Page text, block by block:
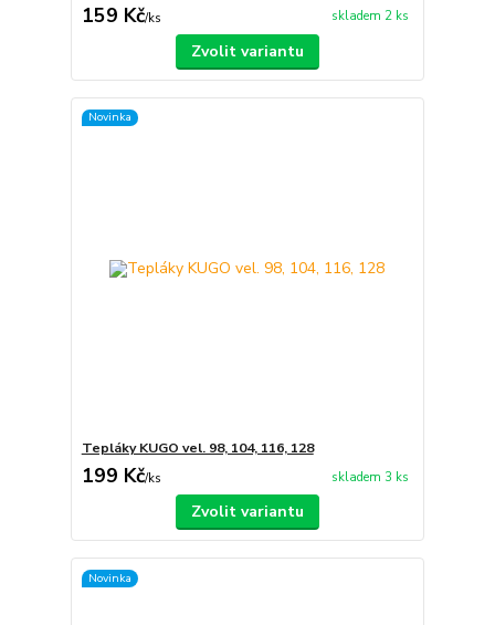
159 Kč/ks skladem 2 ks
Zvolit variantu
Novinka
Tepláky KUGO vel. 98, 104, 116, 128
199 Kč/ks skladem 3 ks
Zvolit variantu
Novinka